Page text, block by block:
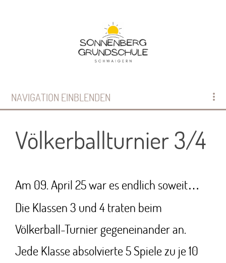
NAVIGATION EINBLENDEN
Völkerballturnier 3/4
Am 09. April 25 war es endlich soweit…
Die Klassen 3 und 4 traten beim
Völkerball-Turnier gegeneinander an.
Jede Klasse absolvierte 5 Spiele zu je 10